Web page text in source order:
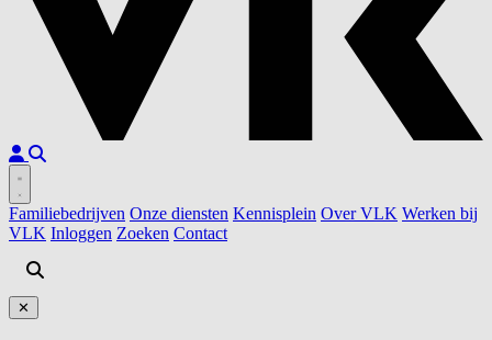
Familiebedrijven Onze diensten Kennisplein Over VLK Werken bij
VLK Inloggen Zoeken Contact
✕